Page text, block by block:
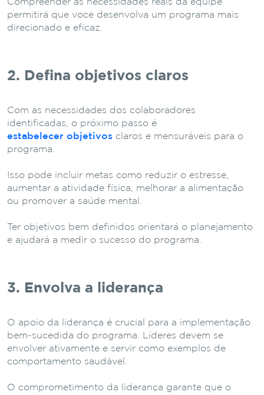
Compreender as necessidades reais da equipe
permitirá que você desenvolva um programa mais
direcionado e eficaz.
2. Defina objetivos claros
Com as necessidades dos colaboradores
identificadas, o próximo passo é
estabelecer objetivos claros e mensuráveis para o
programa.
Isso pode incluir metas como reduzir o estresse,
aumentar a atividade física, melhorar a alimentação
ou promover a saúde mental.
Ter objetivos bem definidos orientará o planejamento
e ajudará a medir o sucesso do programa.
3. Envolva a liderança
O apoio da liderança é crucial para a implementação
bem-sucedida do programa. Líderes devem se
envolver ativamente e servir como exemplos de
comportamento saudável.
O comprometimento da liderança garante que o